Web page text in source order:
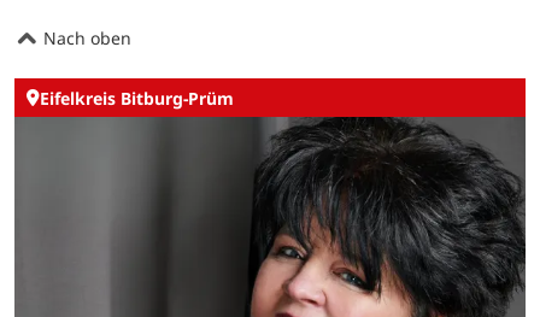
Nach oben
Eifelkreis Bitburg-Prüm